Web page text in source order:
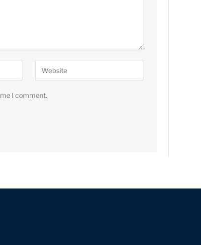
I comment.